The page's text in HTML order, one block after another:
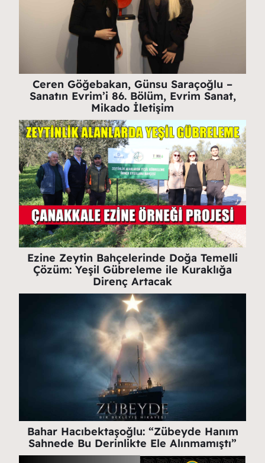
Ceren Göğebakan, Günsu Saraçoğlu –
Sanatın Evrim’i 86. Bölüm, Evrim Sanat,
Mikado İletişim
Ezine Zeytin Bahçelerinde Doğa Temelli
Çözüm: Yeşil Gübreleme ile Kuraklığa
Direnç Artacak
Bahar Hacıbektaşoğlu: “Zübeyde Hanım
Sahnede Bu Derinlikte Ele Alınmamıştı”